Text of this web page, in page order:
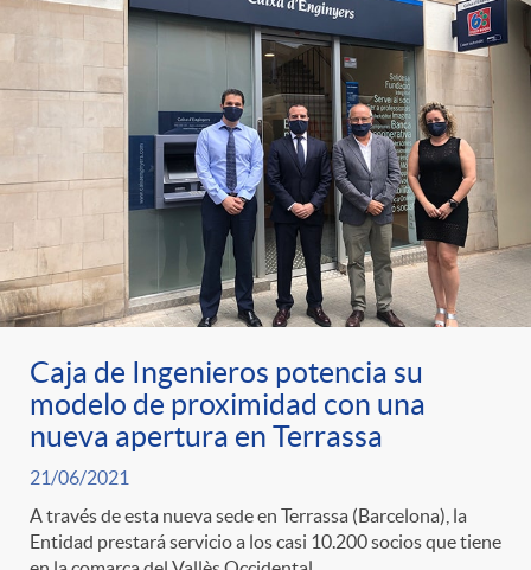
Caja de Ingenieros potencia su
modelo de proximidad con una
nueva apertura en Terrassa
21/06/2021
A través de esta nueva sede en Terrassa (Barcelona), la
Entidad prestará servicio a los casi 10.200 socios que tiene